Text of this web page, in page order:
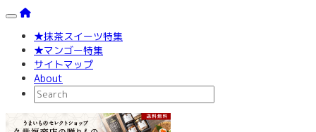
Toggle navigation
★抹茶スイーツ特集
★マンゴー特集
サイトマップ
About